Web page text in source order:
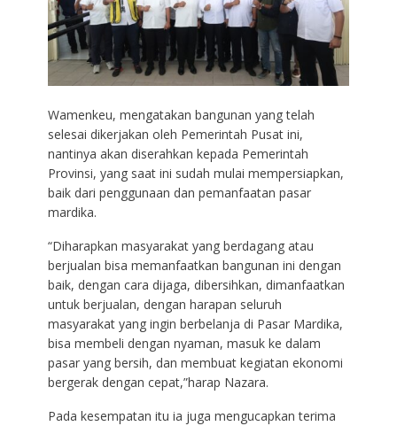
Wamenkeu, mengatakan bangunan yang telah
selesai dikerjakan oleh Pemerintah Pusat ini,
nantinya akan diserahkan kepada Pemerintah
Provinsi, yang saat ini sudah mulai mempersiapkan,
baik dari penggunaan dan pemanfaatan pasar
mardika.
“Diharapkan masyarakat yang berdagang atau
berjualan bisa memanfaatkan bangunan ini dengan
baik, dengan cara dijaga, dibersihkan, dimanfaatkan
untuk berjualan, dengan harapan seluruh
masyarakat yang ingin berbelanja di Pasar Mardika,
bisa membeli dengan nyaman, masuk ke dalam
pasar yang bersih, dan membuat kegiatan ekonomi
bergerak dengan cepat,”harap Nazara.
Pada kesempatan itu ia juga mengucapkan terima